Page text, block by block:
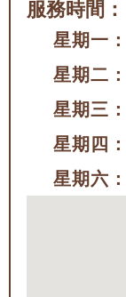
服務時間：
星期一：
星期二：
星期三：
星期四：
星期六：